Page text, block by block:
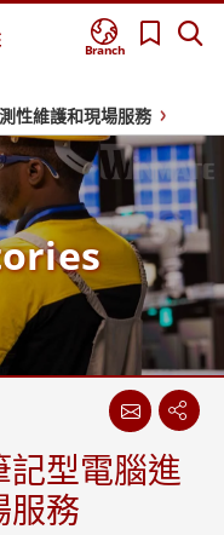
Branch
性維護和現場服務
型電腦進
服務